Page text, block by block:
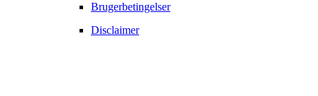
Brugerbetingelser
Disclaimer